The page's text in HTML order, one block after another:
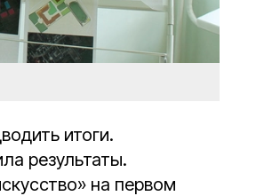
итоги.
результаты.
на первом